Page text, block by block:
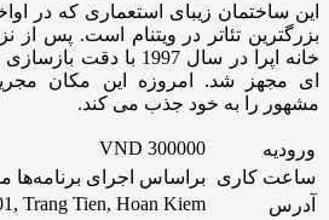
این ساختمان زیبای استعماری که در
خانه اپرا در سال 1997
ای مجهز شد. امروزه این مکان
مشهور را به خود جذب می کند.
ورودیه
VND 300000
ساعت کاری
براساس اجرای برنامه‌ها
آدرس
Trang Tien, Hoan Kiem